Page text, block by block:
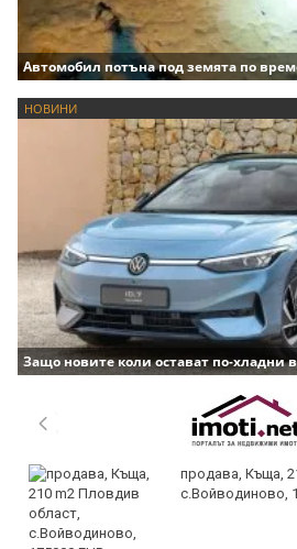
Автомобил потъна под земята по
НОВИНИ
Защо новите коли остават по-хладни
продава, Къща,
с.Войводиново,